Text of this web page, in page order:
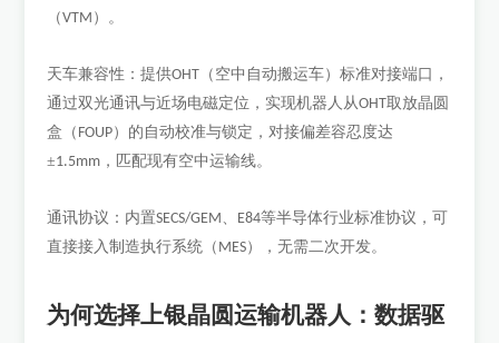
（VTM ）。
天车兼容性：提供OHT （空中自动搬运车）标准对接端口，
通过双光通讯与近场电磁定位，实现机器人从OHT取放晶圆
盒（ FOUP）的自动校准与锁定，对接偏差容忍度达
±1.5mm ，匹配现有空中运输线。
通讯协议：内置SECS/GEM、 E84等半导体行业标准协议，可
直接接入制造执行系统（ MES），无需二次开发。
为何选择上银晶圆运输机器人：数据驱